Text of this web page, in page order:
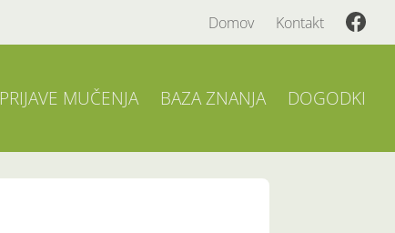
Domov Kontakt
PRIJAVE MUČENJA BAZA ZNANJA DOGODKI